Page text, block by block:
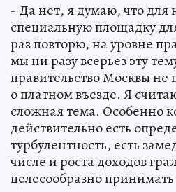
- Да нет, я думаю, что для
специальную площадку
раз повторю, на уровне
мы ни разу всерьез эту
правительство Москвы
о платном въезде. Я
сложная тема. Особенно
действительно есть
турбулентность, есть
числе и роста доходов
целесообразно